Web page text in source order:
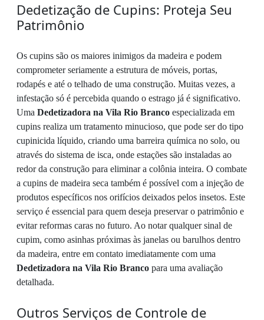
Dedetização de Cupins: Proteja Seu
Patrimônio
Os cupins são os maiores inimigos da madeira e podem
comprometer seriamente a estrutura de móveis, portas,
rodapés e até o telhado de uma construção. Muitas vezes, a
infestação só é percebida quando o estrago já é significativo.
Uma Dedetizadora na Vila Rio Branco especializada em
cupins realiza um tratamento minucioso, que pode ser do tipo
cupinicida líquido, criando uma barreira química no solo, ou
através do sistema de isca, onde estações são instaladas ao
redor da construção para eliminar a colônia inteira. O combate
a cupins de madeira seca também é possível com a injeção de
produtos específicos nos orifícios deixados pelos insetos. Este
serviço é essencial para quem deseja preservar o patrimônio e
evitar reformas caras no futuro. Ao notar qualquer sinal de
cupim, como asinhas próximas às janelas ou barulhos dentro
da madeira, entre em contato imediatamente com uma
Dedetizadora na Vila Rio Branco para uma avaliação
detalhada.
Outros Serviços de Controle de